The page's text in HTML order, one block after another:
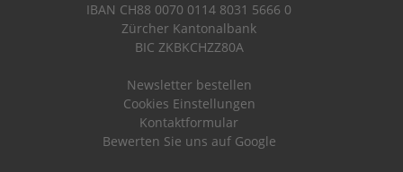
IBAN CH88 0070 0114 8031 5666 0
Zürcher Kantonalbank
BIC ZKBKCHZZ80A
Newsletter bestellen
Cookies Einstellungen
Kontaktformular
Bewerten Sie uns auf Google